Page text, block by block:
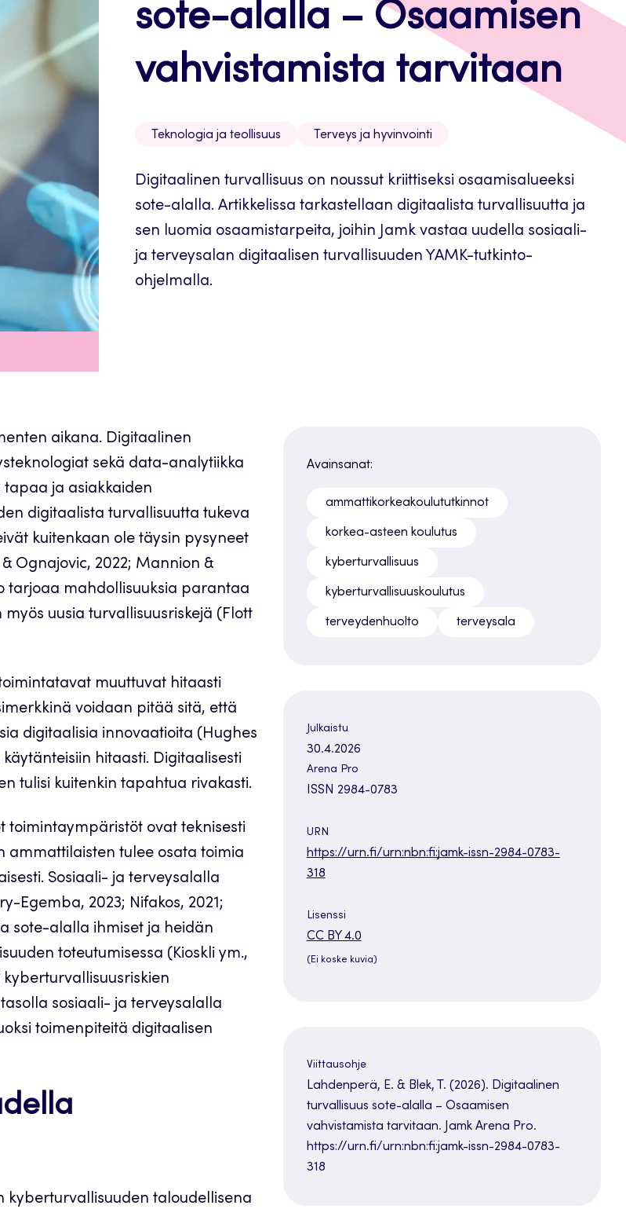
sote-alalla – Osaamisen
vahvistamista tarvitaan
Teknologia ja teollisuus Terveys ja hyvinvointi
Digitaalinen turvallisuus on noussut kriittiseksi osaamisalueeksi
sote-alalla. Artikkelissa tarkastellaan digitaalista turvallisuutta ja
sen luomia osaamistarpeita, joihin Jamk vastaa uudella sosiaali-
ja terveysalan digitaalisen turvallisuuden YAMK-tutkinto-
ohjelmalla.
aikana. Digitaalinen
sekä data-analytiikka
ja asiakkaiden
digitaalista turvallisuutta tukeva
kuitenkaan ole täysin pysyneet
Ognajovic, 2022; Mannion &
tarjoaa mahdollisuuksia parantaa
uusia turvallisuusriskejä (Flott
muuttuvat hitaasti
voidaan pitää sitä, että
digitaalisia innovaatioita (Hughes
hitaasti. Digitaalisesti
tulisi kuitenkin tapahtua rivakasti.
toimintaympäristöt ovat teknisesti
ammattilaisten tulee osata toimia
Sosiaali- ja terveysalalla
Egemba, 2023; Nifakos, 2021;
sote-alalla ihmiset ja heidän
toteutumisessa (Kioskli ym.,
kyberturvallisuusriskien
sosiaali- ja terveysalalla
toimenpiteitä digitaalisen
kyberturvallisuuden taloudellisena
Avainsanat:
ammattikorkeakoulututkinnot
korkea-asteen koulutus
kyberturvallisuus
kyberturvallisuuskoulutus
terveydenhuolto terveysala
Julkaistu
30.4.2026
Arena Pro
ISSN 2984-0783
URN
https://urn.fi/urn:nbn:fi:jamk-issn-2984-0783-
318
Lisenssi
CC BY 4.0Avautuu
uuteen
(Ei koske kuvia)
Viittausohje
Lahdenperä, E. & Blek, T. (2026). Digitaalinen
turvallisuus sote-alalla – Osaamisen
vahvistamista tarvitaan. Jamk Arena Pro.
https://urn.fi/urn:nbn:fi:jamk-issn-2984-0783-
318